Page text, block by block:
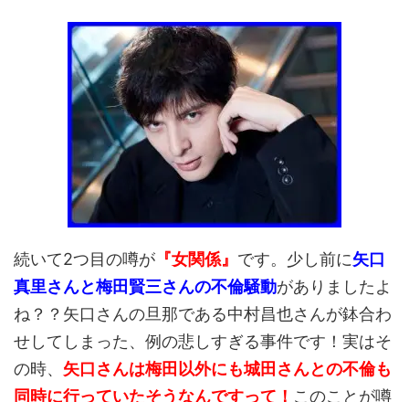
続いて2つ目の噂が 『女関係』 です。少し前に矢口
真里さんと梅田賢三さんの不倫騒動がありましたよ
ね？？矢口さんの旦那である中村昌也さんが鉢合わ
せしてしまった、例の悲しすぎる事件です！実はそ
の時、 矢口さんは梅田以外にも城田さんとの不倫も
同時に行っていたそうなんですって！ このことが噂